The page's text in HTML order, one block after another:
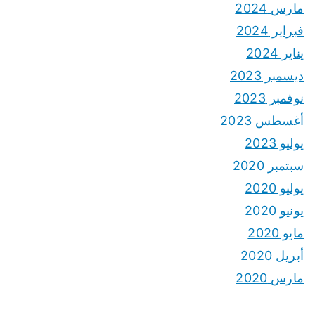
مارس 2024
فبراير 2024
يناير 2024
ديسمبر 2023
نوفمبر 2023
أغسطس 2023
يوليو 2023
سبتمبر 2020
يوليو 2020
يونيو 2020
مايو 2020
أبريل 2020
مارس 2020